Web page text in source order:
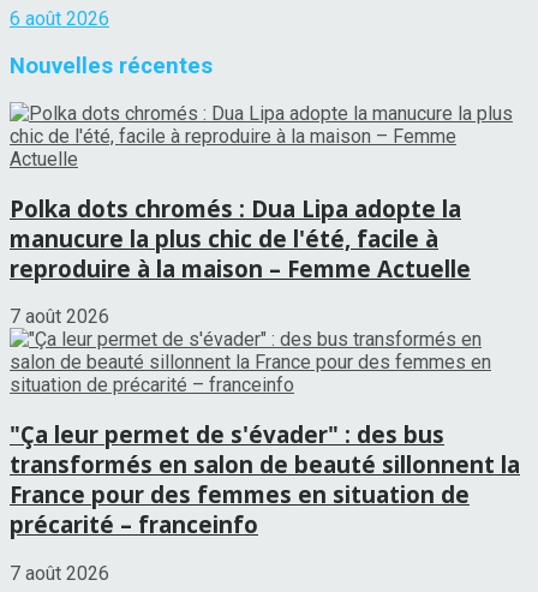
6 août 2026
Nouvelles récentes
Polka dots chromés : Dua Lipa adopte la
manucure la plus chic de l'été, facile à
reproduire à la maison – Femme Actuelle
7 août 2026
"Ça leur permet de s'évader" : des bus
transformés en salon de beauté sillonnent la
France pour des femmes en situation de
précarité – franceinfo
7 août 2026